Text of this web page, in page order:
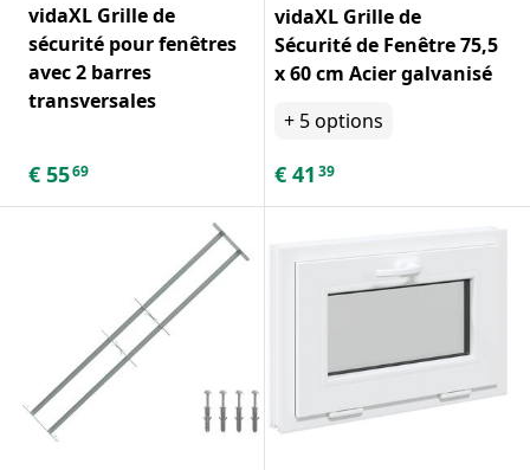
vidaXL Grille de
sécurité pour fenêtres
avec 2 barres
transversales
€ 5569
vidaXL Grille de
Sécurité de Fenêtre 75,5
x 60 cm Acier galvanisé
+ 5options
€ 41 39